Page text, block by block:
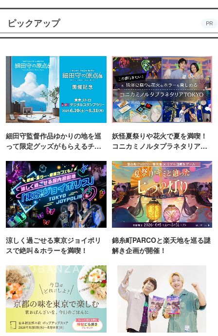
ピックアップ PR
細田守監督作品ゆかりの地を巡
って限定グッズがもらえるチャ
妖怪夏祭りや花火で夏を満喫！
コニカミノルタプラネタリア
涼しく過ごせる東京ジョイポリ
スで絶叫＆ホラーを満喫！
錦糸町PARCOと楽天地を巡る謎
解き企画が開催！